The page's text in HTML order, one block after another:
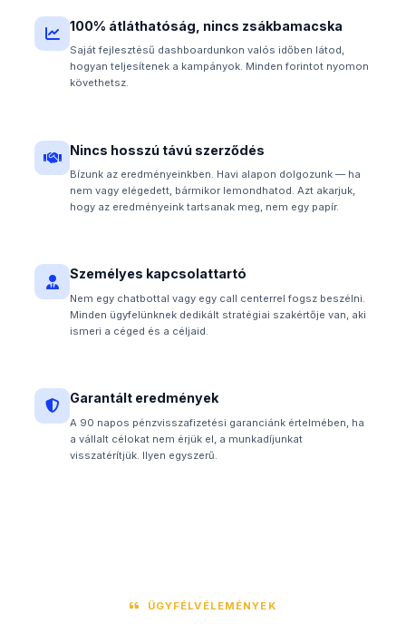
100% átláthatóság, nincs zsákbamacska
Saját fejlesztésű dashboardunkon valós időben látod,
hogyan teljesítenek a kampányok. Minden forintot nyomon
követhetsz.
Nincs hosszú távú szerződés
Bízunk az eredményeinkben. Havi alapon dolgozunk — ha
nem vagy elégedett, bármikor lemondhatod. Azt akarjuk,
hogy az eredményeink tartsanak meg, nem egy papír.
Személyes kapcsolattartó
Nem egy chatbottal vagy egy call centerrel fogsz beszélni.
Minden ügyfelünknek dedikált stratégiai szakértője van, aki
ismeri a céged és a céljaid.
Garantált eredmények
A 90 napos pénzvisszafizetési garanciánk értelmében, ha
a vállalt célokat nem érjük el, a munkadíjunkat
visszatérítjük. Ilyen egyszerű.
ÜGYFÉLVÉLEMÉNYEK